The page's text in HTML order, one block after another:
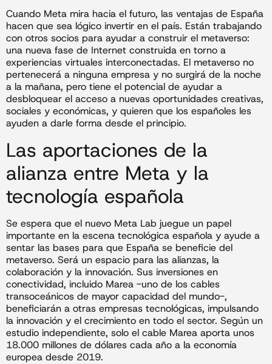
Cuando Meta mira hacia el futuro, las ventajas de España
hacen que sea lógico invertir en el país. Están trabajando
con otros socios para ayudar a construir el metaverso:
una nueva fase de Internet construida en torno a
experiencias virtuales interconectadas. El metaverso no
pertenecerá a ninguna empresa y no surgirá de la noche
a la mañana, pero tiene el potencial de ayudar a
desbloquear el acceso a nuevas oportunidades creativas,
sociales y económicas, y quieren que los españoles les
ayuden a darle forma desde el principio.
Las aportaciones de la
alianza entre Meta y la
tecnología española
Se espera que el nuevo Meta Lab juegue un papel
importante en la escena tecnológica española y ayude a
sentar las bases para que España se beneficie del
metaverso. Será un espacio para las alianzas, la
colaboración y la innovación. Sus inversiones en
conectividad, incluido Marea -uno de los cables
transoceánicos de mayor capacidad del mundo-,
beneficiarán a otras empresas tecnológicas, impulsando
la innovación y el crecimiento en todo el sector. Según un
estudio independiente, solo el cable Marea aporta unos
18.000 millones de dólares cada año a la economía
europea desde 2019.